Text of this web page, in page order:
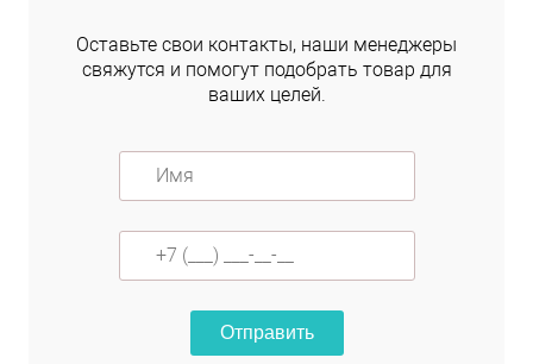
Оставьте свои контакты, наши менеджеры
свяжутся и помогут подобрать товар для
ваших целей.
Отправить